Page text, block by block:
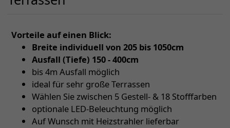
Vorteile auf einen Blick:
Breite individuell von 205 bis 1050cm
Ausfall (Tiefe) 150 - 400cm
bis 4m Ausfall möglich
ideal für sehr große Terrassen
Wählen Sie zwischen 5 Gestell- & 18 Stofffarben
optionale LED-Beleuchtung möglich
Auf Wunsch mit Heizstrahler lieferbar